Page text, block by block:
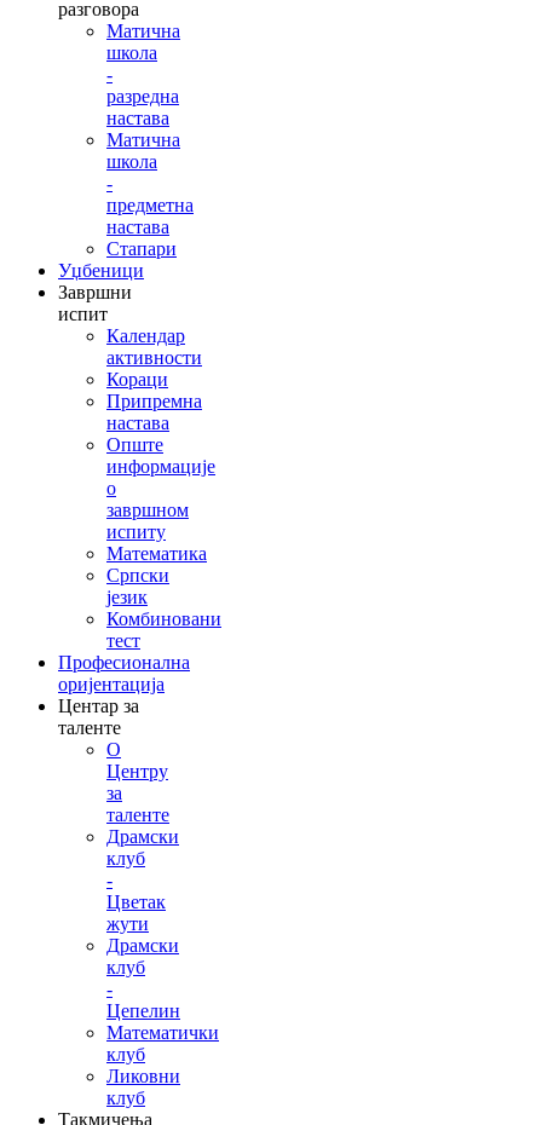
разговора
Матична
школа
-
разредна
настава
Матична
школа
-
предметна
настава
Стапари
Уџбеници
Завршни
испит
Календар
активности
Кораци
Припремна
настава
Опште
информације
о
завршном
испиту
Математика
Српски
језик
Комбиновани
тест
Професионална
оријентација
Центар за
таленте
О
Центру
за
таленте
Драмски
клуб
-
Цветак
жути
Драмски
клуб
-
Цепелин
Математички
клуб
Ликовни
клуб
Такмичења